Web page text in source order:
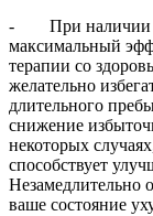
- При наличии
максимальный
терапии со
желательно
длительного
снижение
некоторых
способствует
Незамедлительно
ваше состояние